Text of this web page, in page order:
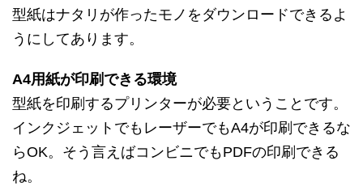
型紙はナタリが作ったモノをダウンロードできるよ
うにしてあります。
A4用紙が印刷できる環境
型紙を印刷するプリンターが必要ということです。
インクジェットでもレーザーでもA4が印刷できるな
らOK。そう言えばコンビニでもPDFの印刷できる
ね。